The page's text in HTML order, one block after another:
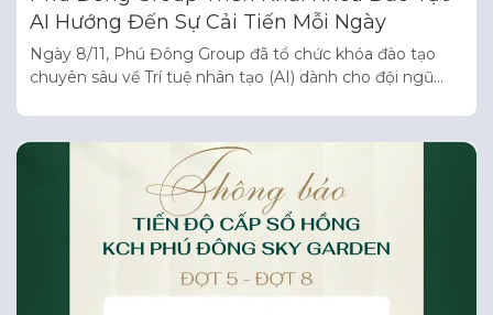
AI Hướng Đến Sự Cải Tiến Mỗi Ngày
Ngày 8/11, Phú Đông Group đã tổ chức khóa đào tạo
chuyên sâu về Trí tuệ nhân tạo (AI) dành cho đội ngũ
mục tiêu giúp CBNV tiếp cận những công